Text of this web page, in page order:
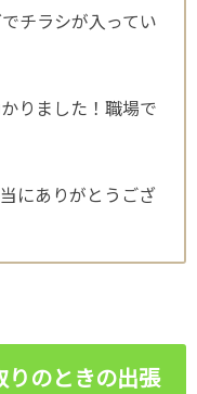
チラシが入ってい
りました！職場で
にありがとうござ
りのときの出張